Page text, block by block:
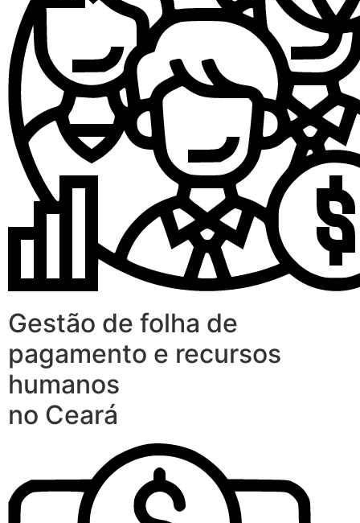
Gestão de folha de
pagamento e recursos
humanos
no Ceará